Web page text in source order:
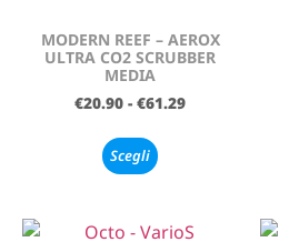
MODERN REEF – AEROX
ULTRA CO2 SCRUBBER
MEDIA
€20.90 - €61.29
Scegli